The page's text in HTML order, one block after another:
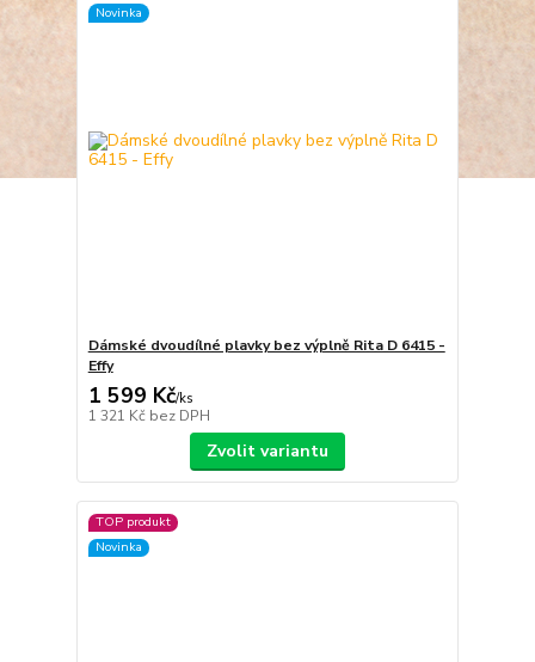
Novinka
Dámské dvoudílné plavky bez výplně Rita D 6415 -
Effy
1 599 Kč/ks
1 321 Kč bez DPH
Zvolit variantu
TOP produkt
Novinka